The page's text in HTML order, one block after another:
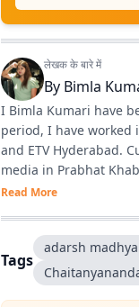
लेखक के बारे में
By Bimla
I Bimla Kumari have
period, I have worked
and ETV Hyderabad.
media in Prabhat
anchoring.
Read More
Tags
adarsh